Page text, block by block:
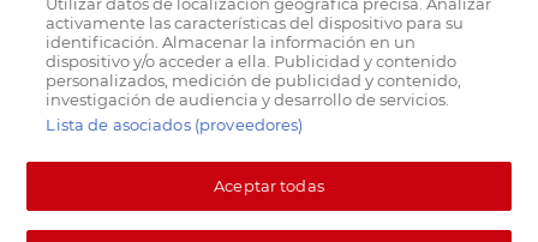
activamente las características del dispositivo para su
identificación. Almacenar la información en un
dispositivo y/o acceder a ella. Publicidad y contenido
personalizados, medición de publicidad y contenido,
investigación de audiencia y desarrollo de servicios.
Lista de asociados (proveedores)
Aceptar todas